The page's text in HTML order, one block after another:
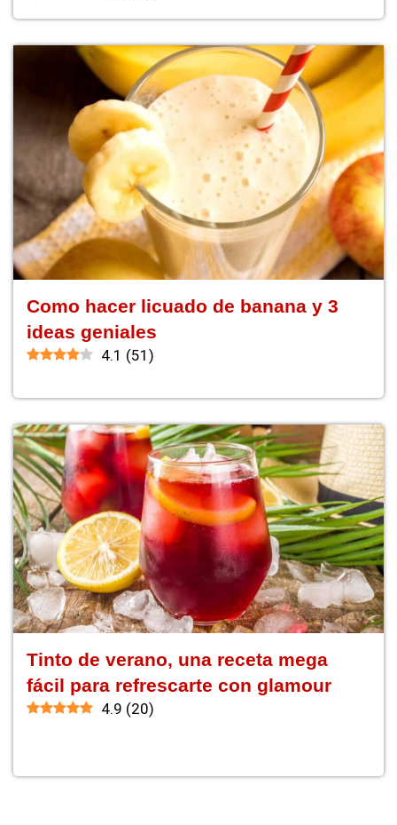
Como hacer licuado de banana y 3
ideas geniales
4.1 (51 )
Tinto de verano, una receta mega
fácil para refrescarte con glamour
4.9 (20)